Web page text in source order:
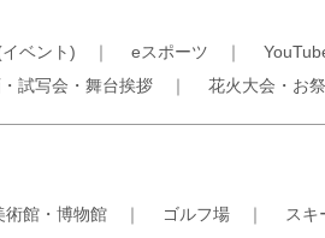
ベント) ｜ eスポーツ ｜
試写会・舞台挨拶 ｜ 花火大会・お
術館・博物館 ｜ ゴルフ場 ｜ スキ